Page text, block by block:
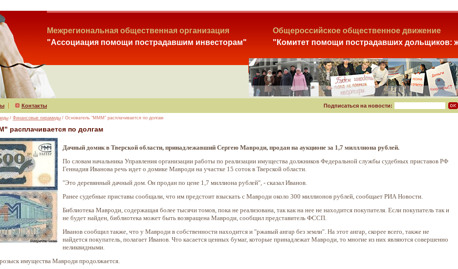
Межрегиональная общественная организация
"Ассоциация помощи пострадавшим инвесторам"
Общероссийское общественное движение
"Комитет помощи пострадавших дольщиков:
Контакты Подписаться на новости:
/ Финансовые пирамиды / Основатель "МММ" расплачивается по долгам
расплачивается по долгам
Дачный домик в Тверской области, принадлежавший Сергею Мавроди, продан на аукционе за 1,7 милллиона рублей.
По словам начальника Управления организации работы по реализации имущества должников Федеральной службы судебных приставов РФ
Геннадия Иванова речь идет о домике Мавроди на участке 15 соток в Тверской области.
"Это деревянный дачный дом. Он продан по цене 1,7 миллиона рублей", - сказал Иванов.
Ранее судебные приставы сообщали, что им предстоит взыскать с Мавроди около 300 миллионов рублей, сообщает РИА Новости.
Библиотека Мавроди, содержащая более тысячи томов, пока не реализована, так как на нее не находится покупателя. Если покупатель так и
не будет найден, библиотека может быть возвращена Мавроди, сообщил представитель ФССП.
Иванов сообщил также, что у Мавроди в собственности находится и "ржавый ангар без земли". На этот ангар, скорее всего, также не
найдется покупатель, полагает Иванов. Что касается ценных бумаг, которые принадлежат Мавроди, то многие из них являются совершенно
неликвидными.
имущества Мавроди продолжается.